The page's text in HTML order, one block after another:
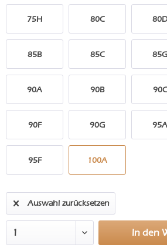
75H 80C
85B 85C 85G
90A 90B 90C
90F 90G 95A
95F 100A
Auswahl zurücksetzen
In den